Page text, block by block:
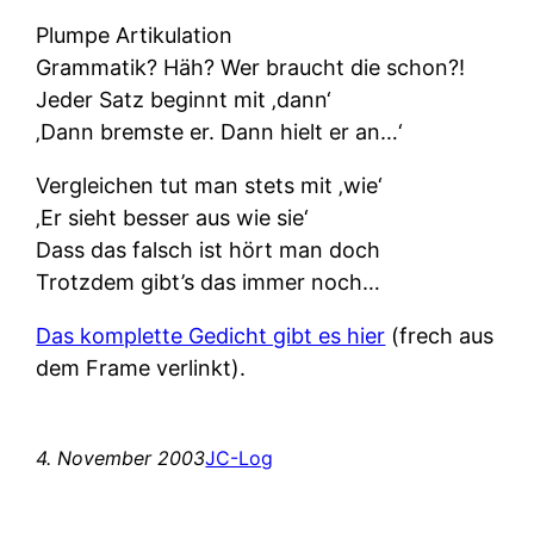
Plumpe Artikulation
Grammatik? Häh? Wer braucht die schon?!
Jeder Satz beginnt mit ‚dann‘
‚Dann bremste er. Dann hielt er an…‘
Vergleichen tut man stets mit ‚wie‘
‚Er sieht besser aus wie sie‘
Dass das falsch ist hört man doch
Trotzdem gibt’s das immer noch…
Das komplette Gedicht gibt es hier (frech aus
dem Frame verlinkt).
4. November 2003JC-Log